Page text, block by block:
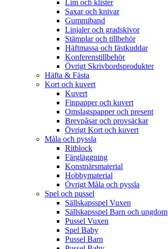
Lim och klister
Saxar och knivar
Gummiband
Linjaler och gradskivor
Stämplar och tillbehör
Häftmassa och fästkuddar
Konferenstillbehör
Övrigt Skrivbordsprodukter
Häfta & Fästa
Kort och kuvert
Kuvert
Finpapper och kuvert
Omslagspapper och present
Brevpåsar och provsäckar
Övrigt Kort och kuvert
Måla och pyssla
Ritblock
Färgläggning
Konstnärsmaterial
Hobbymaterial
Övrigt Måla och pyssla
Spel och pussel
Sällskapsspel Vuxen
Sällskapsspel Barn och ungdom
Pussel Vuxen
Spel Baby
Pussel Barn